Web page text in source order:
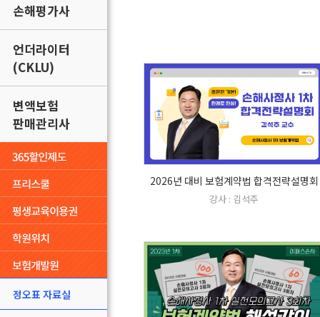
손해평가사
언더라이터
(CKLU)
변액보험
판매관리사
정오표 자료실
2026년 대비 보험계약법 합격전략설명회
강사 : 김석주